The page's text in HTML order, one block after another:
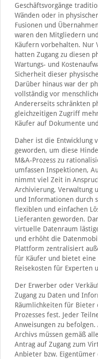
Geschäftsvorgänge
Wänden oder in
Fusionen und
waren den Mitgliedern
Käufern vorbehalten. Nur
hatten Zugang zu diesen
Wartungs- und
Sicherheit dieser
Darüber hinaus war der
vollständig vor
Andererseits schränkten
gleichzeitigen Zugriff
Käufer auf Dokumente
Daher ist die Entwicklung
geworden, um diese
M&A-Prozess zu
umfassen Inspektionen,
nimmt viel Zeit in
Archivierung, Verwaltung
und Informationen durch
flexiblen und einfachen
Lieferanten geworden.
virtuelle Datenraum
und erhöht die
Plattform zentralisiert
für Käufer und bietet eine
Reisekosten für Experten
Der Erwerber oder
Zugang zu Daten und
Räumlichkeiten für Bieter
Prozesses fest. Jeder
Anweisungen zu
Archivs müssen gemäß
Antrag auf Zugang zum
Anbieter bzw.